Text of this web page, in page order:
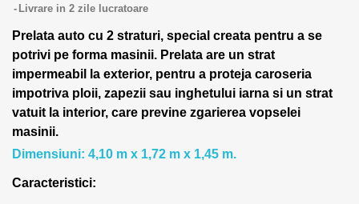
Livrare in 2 zile lucratoare
Prelata auto cu 2 straturi, special creata pentru a se
potrivi pe forma masinii. Prelata are un strat
impermeabil la exterior, pentru a proteja caroseria
impotriva ploii, zapezii sau inghetului iarna si un strat
vatuit la interior, care previne zgarierea vopselei
masinii.
Dimensiuni: 4,10 m x 1,72 m x 1,45 m.
Caracteristici: